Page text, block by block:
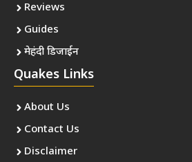
Reviews
Guides
मेहंदी डिजाईन
Quakes Links
About Us
Contact Us
Disclaimer